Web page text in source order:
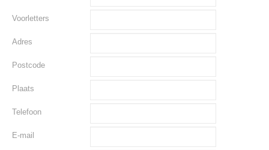
Voorletters
Adres
Postcode
Plaats
Telefoon
E-mail